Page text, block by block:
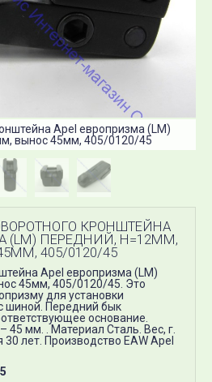
Apel европризма (LM)
вынос 45мм, 405/0120/45
КРОНШТЕЙНА
(LM) ПЕРЕДНИЙ, H=12ММ,
405/0120/45
Apel европризма (LM)
45мм, 405/0120/45. Это
для установки
шиной. Передний бык
основание.
45 мм. . Материал Сталь. Вес, г.
30 лет. Производство EAW Apel